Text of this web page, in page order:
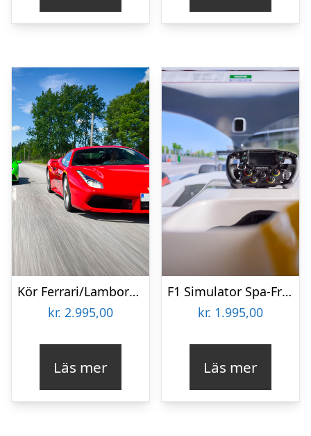
Kör Ferrari/Lamborghini Premium
kr. 2.995,00
Läs mer
F1 Simulator Spa-Francorchamps
kr. 1.995,00
Läs mer